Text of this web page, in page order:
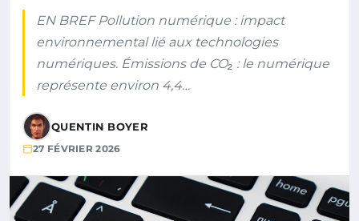
EN BREF Pollution numérique : impact
environnemental lié aux technologies
numériques. Émissions de CO₂ : le numérique
représente environ 4,4…
QUENTIN BOYER
27 FÉVRIER 2026